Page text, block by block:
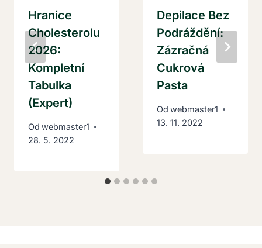
Hranice
Cholesterolu
2026:
Kompletní
Tabulka
(Expert)
Od webmaster1
28. 5. 2022
Depilace Bez
Podráždění:
Zázračná
Cukrová
Pasta
Od webmaster1
13. 11. 2022